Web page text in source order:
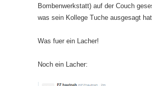
Bombenwerkstatt) auf der Couch
was sein Kollege Tuche ausgesagt
Was fuer ein Lacher!
Noch ein Lacher: